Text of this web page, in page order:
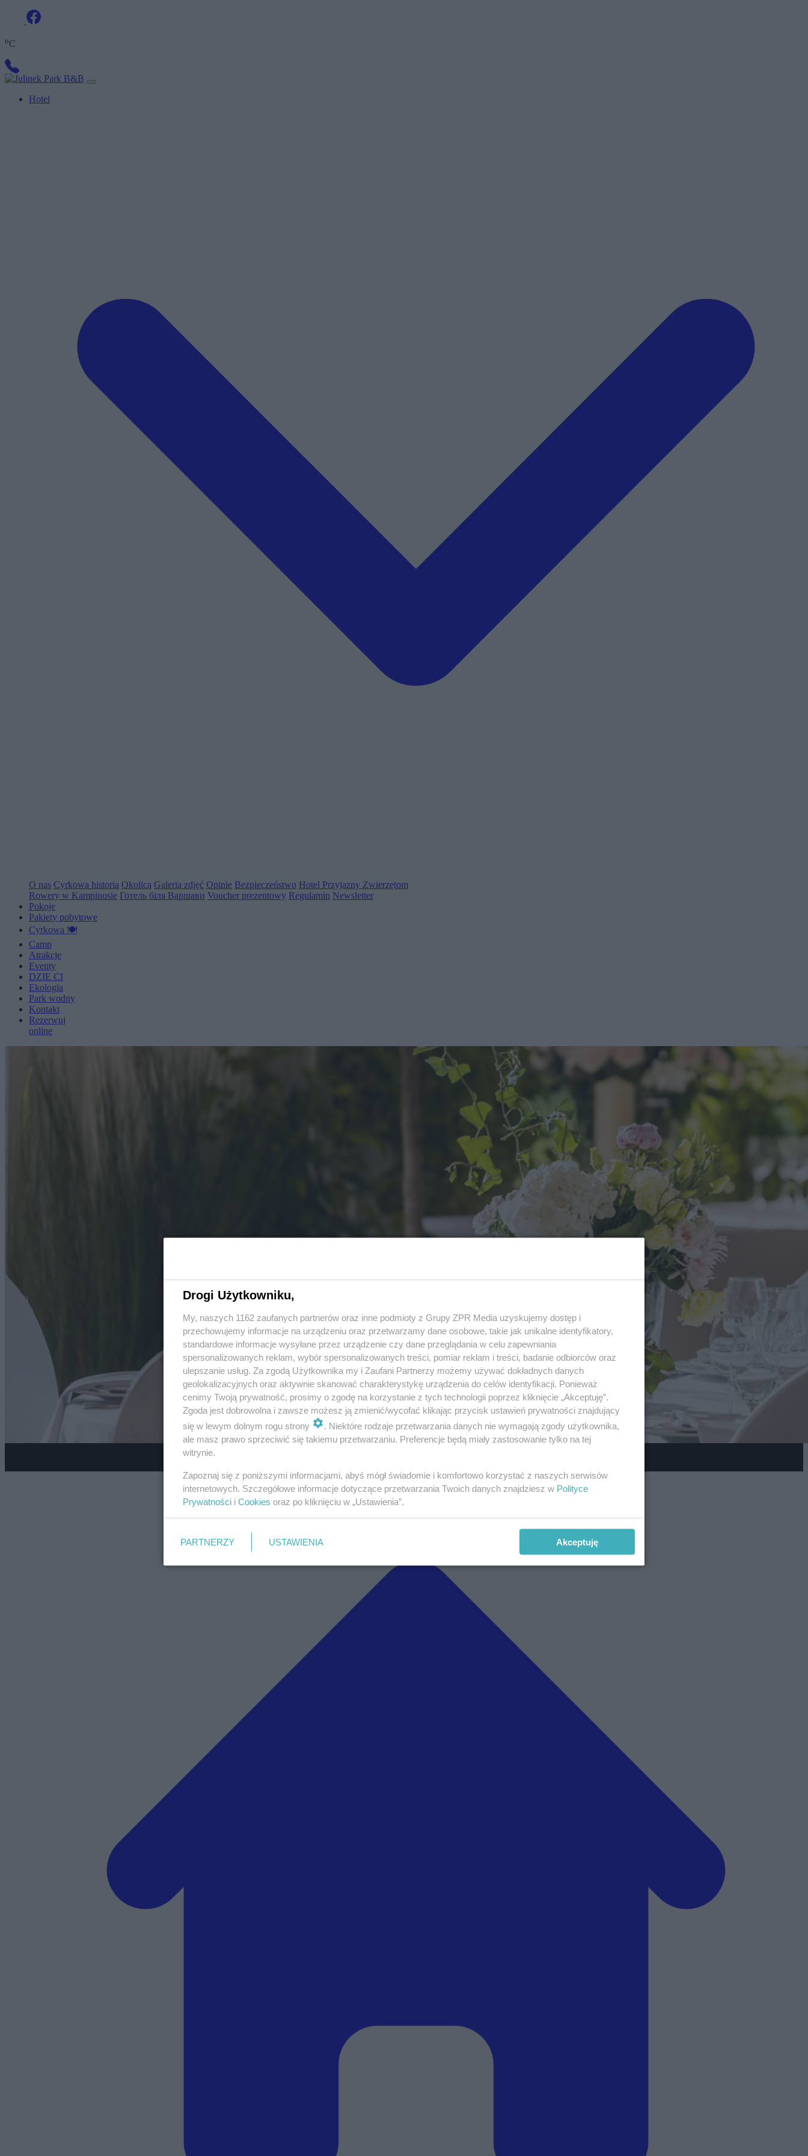
oC
Hotel
O nas Cyrkowa historia Okolica Galeria zdjęć Opinie Bezpieczeństwo Hotel Przyjazny Zwierzętom
Rowery w Kampinosie Готель біля Варшави Voucher prezentowy Regulamin Newsletter
Pokoje
Pakiety pobytowe
Cyrkowa 🍽️
Camp
Atrakcje
Eventy
DZIE CI
Ekologia
Park wodny
Kontakt
Rezerwuj
online
Drogi Użytkowniku,
My, naszych 1162 zaufanych partnerów oraz inne podmioty z Grupy ZPR Media uzyskujemy dostęp i
przechowujemy informacje na urządzeniu oraz przetwarzamy dane osobowe, takie jak unikalne identyfikatory,
standardowe informacje wysyłane przez urządzenie czy dane przeglądania w celu zapewniania
spersonalizowanych reklam, wybór spersonalizowanych treści, pomiar reklam i treści, badanie odbiorców oraz
ulepszanie usług. Za zgodą Użytkownika my i Zaufani Partnerzy możemy używać dokładnych danych
geolokalizacyjnych oraz aktywnie skanować charakterystykę urządzenia do celów identyfikacji. Ponieważ
cenimy Twoją prywatność, prosimy o zgodę na korzystanie z tych technologii poprzez kliknięcie „Akceptuję”.
Zgoda jest dobrowolna i zawsze możesz ją zmienić/wycofać klikając przycisk ustawień prywatności znajdujący
się w lewym dolnym rogu strony
. Niektóre rodzaje przetwarzania danych nie wymagają zgody użytkownika,
ale masz prawo sprzeciwić się takiemu przetwarzaniu. Preferencje będą miały zastosowanie tylko na tej
witrynie.
Zapoznaj się z poniższymi informacjami, abyś mógł świadomie i komfortowo korzystać z naszych serwisów
internetowych. Szczegółowe informacje dotyczące przetwarzania Twoich danych znajdziesz w Polityce
Prywatności i Cookies oraz po kliknięciu w „Ustawienia”.
PARTNERZY USTAWIENIA Akceptuję